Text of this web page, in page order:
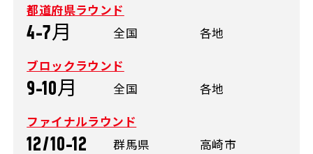
都道府県ラウンド
4-7月 全国
各地
ブロックラウンド
9-10月 全国
各地
ファイナルラウンド
12/10-12 群馬県 高崎市